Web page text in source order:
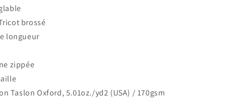
brossé
longueur
zippée
Taslon Oxford, 5.01oz./yd2 (USA) / 170gsm